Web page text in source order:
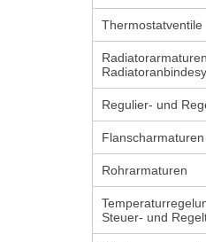
Thermostatventile
Regulier- und
Flanscharmaturen
Rohrarmaturen
Steuer- und